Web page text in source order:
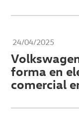
24/04/2025
forma en
comercial